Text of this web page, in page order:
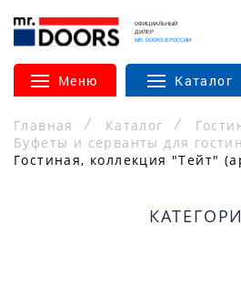
ОФИЦИАЛЬНЫЙ
ДИЛЕР
MR. DOORS В РОССИИ
Меню Каталог
Главная Каталог
Буфеты и серванты для
Гостиная, коллекция "Тейт"